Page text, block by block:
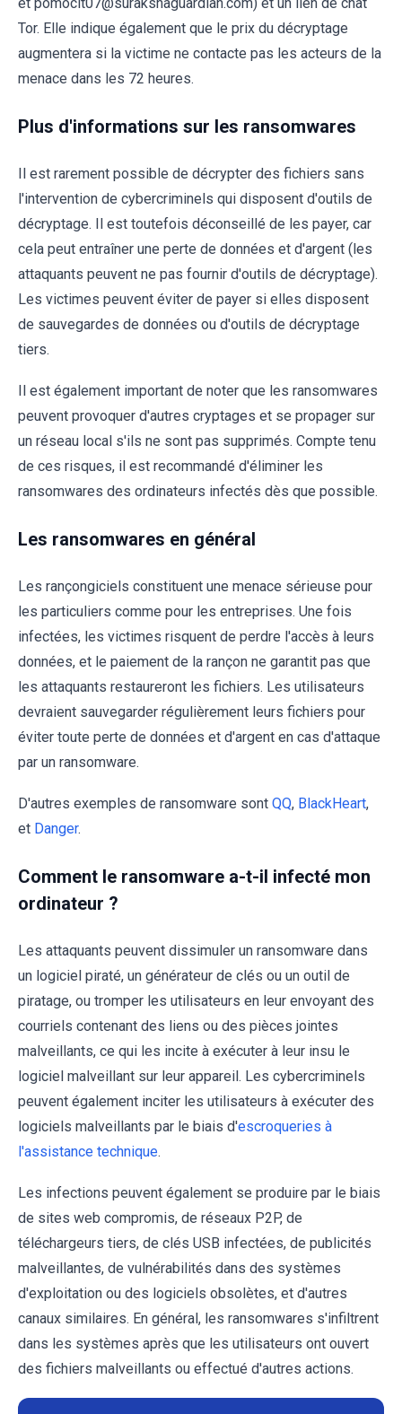
Tor. Elle indique également que le prix du décryptage
augmentera si la victime ne contacte pas les acteurs de la
menace dans les 72 heures.
Plus d'informations sur les ransomwares
Il est rarement possible de décrypter des fichiers sans
l'intervention de cybercriminels qui disposent d'outils de
décryptage. Il est toutefois déconseillé de les payer, car
cela peut entraîner une perte de données et d'argent (les
attaquants peuvent ne pas fournir d'outils de décryptage).
Les victimes peuvent éviter de payer si elles disposent
de sauvegardes de données ou d'outils de décryptage
tiers.
Il est également important de noter que les ransomwares
peuvent provoquer d'autres cryptages et se propager sur
un réseau local s'ils ne sont pas supprimés. Compte tenu
de ces risques, il est recommandé d'éliminer les
ransomwares des ordinateurs infectés dès que possible.
Les ransomwares en général
Les rançongiciels constituent une menace sérieuse pour
les particuliers comme pour les entreprises. Une fois
infectées, les victimes risquent de perdre l'accès à leurs
données, et le paiement de la rançon ne garantit pas que
les attaquants restaureront les fichiers. Les utilisateurs
devraient sauvegarder régulièrement leurs fichiers pour
éviter toute perte de données et d'argent en cas d'attaque
par un ransomware.
D'autres exemples de ransomware sont QQ, BlackHeart,
et Danger.
Comment le ransomware a-t-il infecté mon
ordinateur ?
Les attaquants peuvent dissimuler un ransomware dans
un logiciel piraté, un générateur de clés ou un outil de
piratage, ou tromper les utilisateurs en leur envoyant des
courriels contenant des liens ou des pièces jointes
malveillants, ce qui les incite à exécuter à leur insu le
logiciel malveillant sur leur appareil. Les cybercriminels
peuvent également inciter les utilisateurs à exécuter des
logiciels malveillants par le biais d'escroqueries à
l'assistance technique.
Les infections peuvent également se produire par le biais
de sites web compromis, de réseaux P2P, de
téléchargeurs tiers, de clés USB infectées, de publicités
malveillantes, de vulnérabilités dans des systèmes
d'exploitation ou des logiciels obsolètes, et d'autres
canaux similaires. En général, les ransomwares s'infiltrent
dans les systèmes après que les utilisateurs ont ouvert
des fichiers malveillants ou effectué d'autres actions.